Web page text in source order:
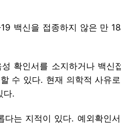
백신을 접종하지 않은 만
확인서를 소지하거나 백신
수 있다. 현재 의학적 사유
다.
다는 지적이 있다. 예외확인